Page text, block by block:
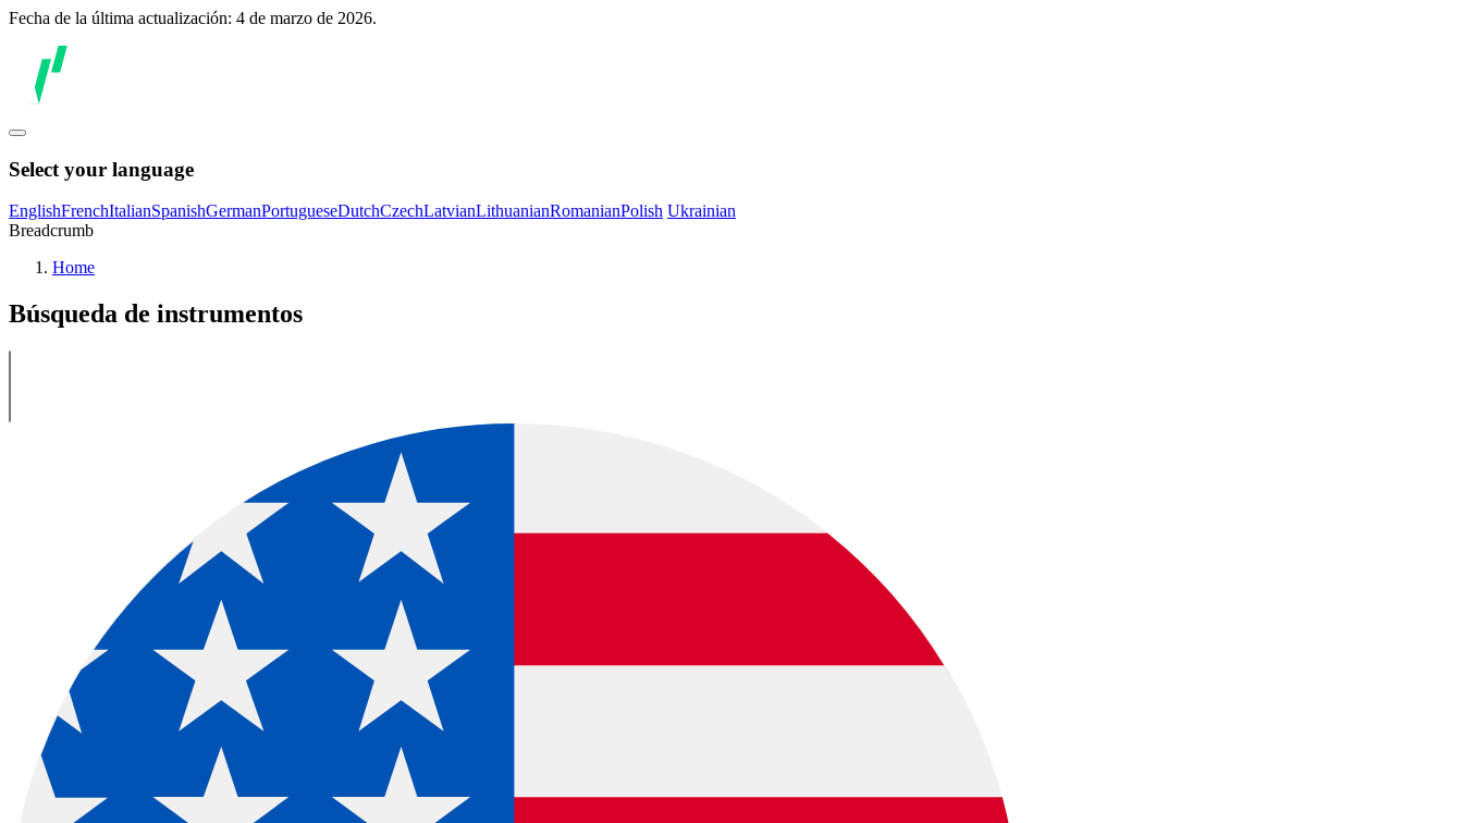
Fecha de la última actualización: 4 de marzo de 2026.
Select your language
EnglishFrenchItalianSpanishGermanPortugueseDutchCzechLatvianLithuanianRomanianPolish Ukrainian
Breadcrumb
Home
Búsqueda de instrumentos